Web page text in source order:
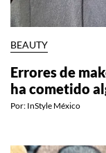
BEAUTY
Errores de
ha cometido
Por: InStyle México